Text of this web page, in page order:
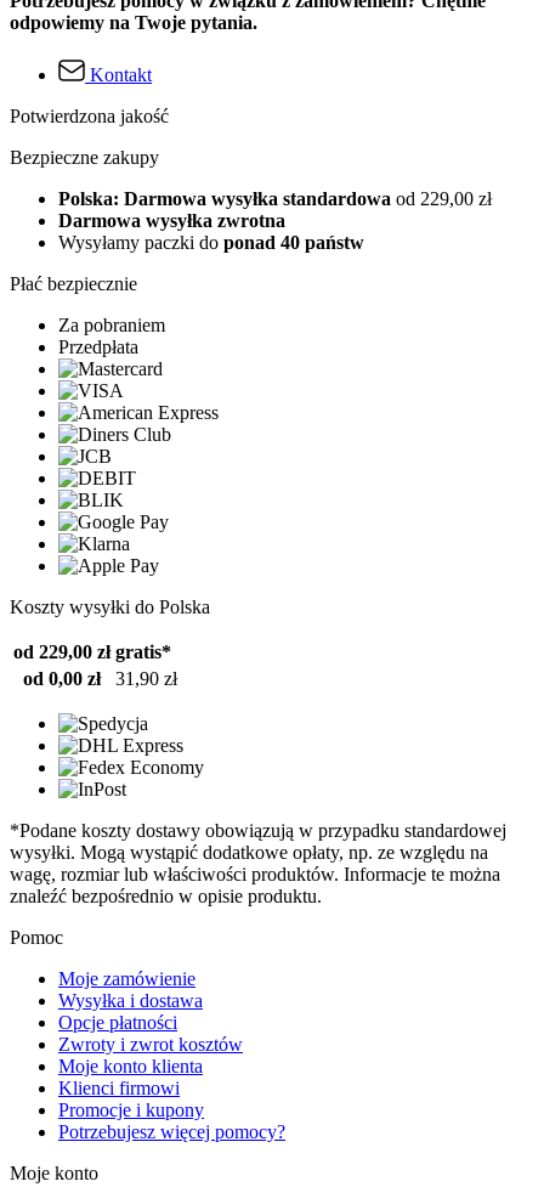
odpowiemy na Twoje pytania.
Kontakt
Potwierdzona jakość
Bezpieczne zakupy
Polska: Darmowa wysyłka standardowa od 229,00 zł
Darmowa wysyłka zwrotna
Wysyłamy paczki do ponad 40 państw
Płać bezpiecznie
Za pobraniem
Przedpłata
Koszty wysyłki do Polska
od 229,00 zł gratis*
od 0,00 zł
31,90 zł
*Podane koszty dostawy obowiązują w przypadku standardowej
wysyłki. Mogą wystąpić dodatkowe opłaty, np. ze względu na
wagę, rozmiar lub właściwości produktów. Informacje te można
znaleźć bezpośrednio w opisie produktu.
Pomoc
Moje zamówienie
Wysyłka i dostawa
Opcje płatności
Zwroty i zwrot kosztów
Moje konto klienta
Klienci firmowi
Promocje i kupony
Potrzebujesz więcej pomocy?
Moje konto